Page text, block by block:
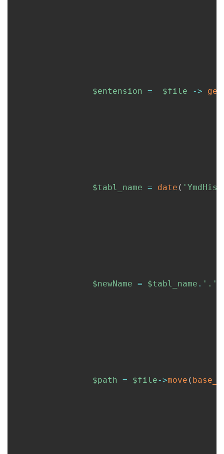
$entension = $file ->
$tabl_name = date ( 'YmdHis'
$newName = $tabl_name . '.'
$path = $file->move (